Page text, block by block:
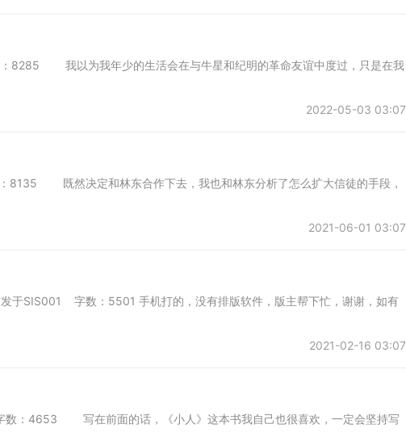
8285 我以为我年少的生活会在与牛星和纪明的革命友谊中度过，只是在我
2022-05-03 03:07
8135 既然决定和林东合作下去，我也和林东分析了怎么扩大信徒的手段，
2021-06-01 03:07
于SIS001 字数：5501 手机打的，没有排版软件，版主帮下忙，谢谢，如有
2021-02-16 03:07
数：4653 写在前面的话，《小人》这本书我自己也很喜欢，一定会坚持写